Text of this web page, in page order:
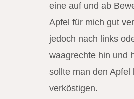
eine auf und ab
Apfel für mich gut
jedoch nach links
waagrechte hin und
sollte man den Apfel
verköstigen.